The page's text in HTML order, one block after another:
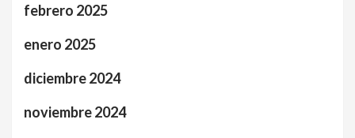
febrero 2025
enero 2025
diciembre 2024
noviembre 2024